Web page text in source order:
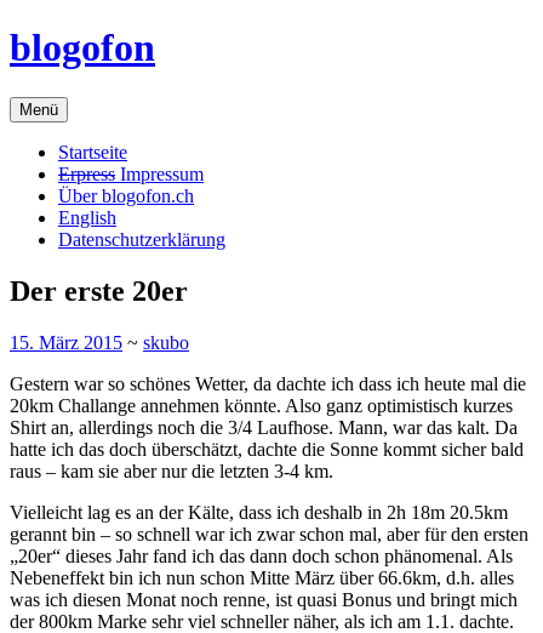
Zum
Inhalt
blogofon
Menü
Startseite
Erpress Impressum
Über blogofon.ch
English
Datenschutzerklärung
Der erste 20er
15. März 2015 ~ skubo
Gestern war so schönes Wetter, da dachte ich dass ich heute mal die
20km Challange annehmen könnte. Also ganz optimistisch kurzes
Shirt an, allerdings noch die 3/4 Laufhose. Mann, war das kalt. Da
hatte ich das doch überschätzt, dachte die Sonne kommt sicher bald
raus – kam sie aber nur die letzten 3-4 km.
Vielleicht lag es an der Kälte, dass ich deshalb in 2h 18m 20.5km
gerannt bin – so schnell war ich zwar schon mal, aber für den ersten
„20er“ dieses Jahr fand ich das dann doch schon phänomenal. Als
Nebeneffekt bin ich nun schon Mitte März über 66.6km, d.h. alles
was ich diesen Monat noch renne, ist quasi Bonus und bringt mich
der 800km Marke sehr viel schneller näher, als ich am 1.1. dachte.